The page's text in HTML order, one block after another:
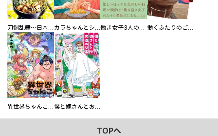
刀剣乱舞～日本号つれづれ酒～ カラちゃんとシトーさんと、 【分冊版】 働き女子3人のおうち晩酌 働くふたりのごほうび飯
異世界ちゃんこ～横綱目前に召喚されたんだが～ 【連載版】 僕と嫁さんとお酒の関係
TOPへ